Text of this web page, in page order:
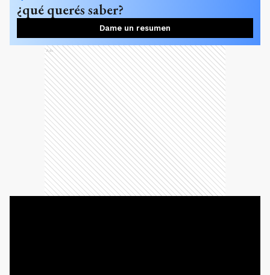
¿qué querés saber?
Dame un resumen
Ads